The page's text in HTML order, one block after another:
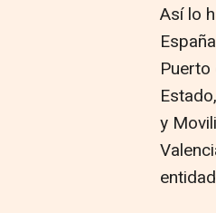
Así lo
y